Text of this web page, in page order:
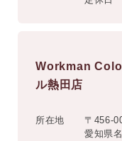
Workman
ル熱田店
所在地
〒456-
愛知県